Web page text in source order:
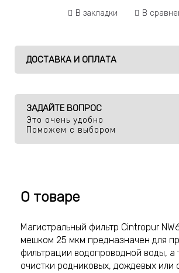
В закладки В
ДОСТАВКА И ОПЛАТА
ЗАДАЙТЕ ВОПРОС
Это очень удобно
Поможем с выбором
О товаре
Магистральный фильтр Cintropur
мешком 25 мкм предназначен для
фильтрации водопроводной воды, а
очистки родниковых, дождевых или